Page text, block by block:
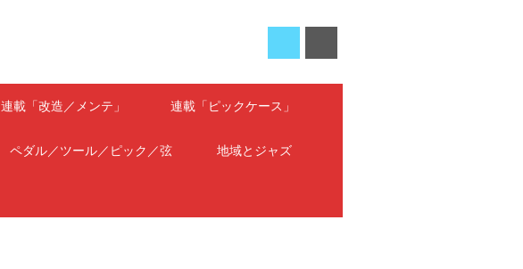
連載「改造／メンテ」 連載「ピックケース」
ペダル／ツール／ピック／弦 地域とジャズ